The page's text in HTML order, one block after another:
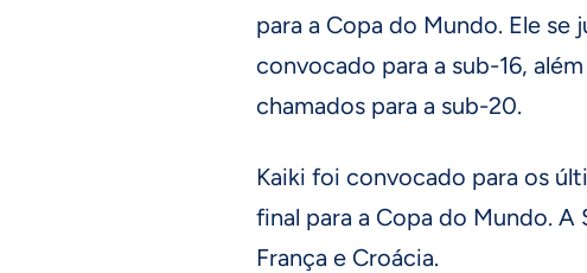
para a Copa do Mundo. Ele se
convocado para a sub-16,
chamados para a sub-20.
Kaiki foi convocado para os
final para a Copa do Mundo. A
França e Croácia.